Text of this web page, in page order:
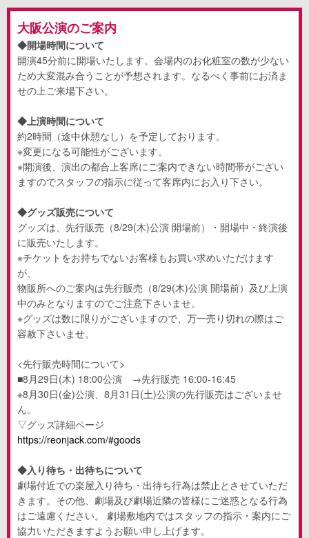
大阪公演のご案内
◆開場時間について
開演45分前に開場いたします。会場内のお化粧室の数が少ない
ため大変混み合うことが予想されます。なるべく事前にお済ま
せの上ご来場下さい。
◆上演時間について
約2時間（途中休憩なし）を予定しております。
※変更になる可能性がございます。
※開演後、演出の都合上客席にご案内できない時間帯がござい
ますのでスタッフの指示に従って客席内にお入り下さい。
◆グッズ販売について
グッズは、先行販売（8/29(木)公演 開場前）・開場中・終演後
に販売いたします。
※チケットをお持ちでないお客様もお買い求めいただけます
が、
物販所へのご案内は先行販売（8/29(木)公演 開場前）及び上演
中のみとなりますのでご注意下さいませ。
※グッズは数に限りがございますので、万一売り切れの際はご
容赦下さいませ。
<先行販売時間について>
■8 月29日(木) 18:00公演 →先行販売 16:00-16:45
※8 月30日(金)公演、 8 月31 日(土)公演の先行販売はございませ
ん。
▽グッズ詳細ページ
https://reonjack.com/#goods
◆入り待ち・出待ちについて
劇場付近での楽屋入り待ち・出待ち行為は禁止とさせていただ
きます。その他、劇場及び劇場近隣の皆様にご迷惑となる行為
はご遠慮ください。 劇場敷地内ではスタッフの指示・案内にご
協力いただきますようお願い申し上げます。